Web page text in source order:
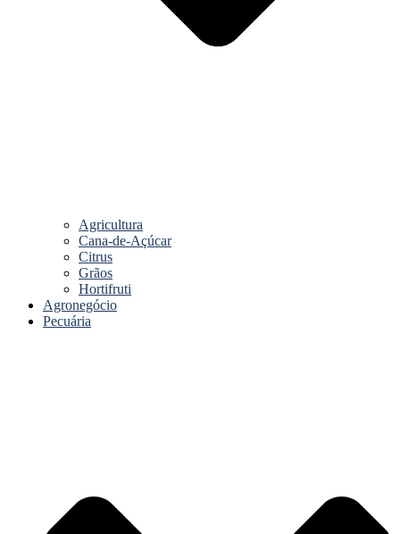
Agricultura
Cana-de-Açúcar
Citrus
Grãos
Hortifruti
Agronegócio
Pecuária